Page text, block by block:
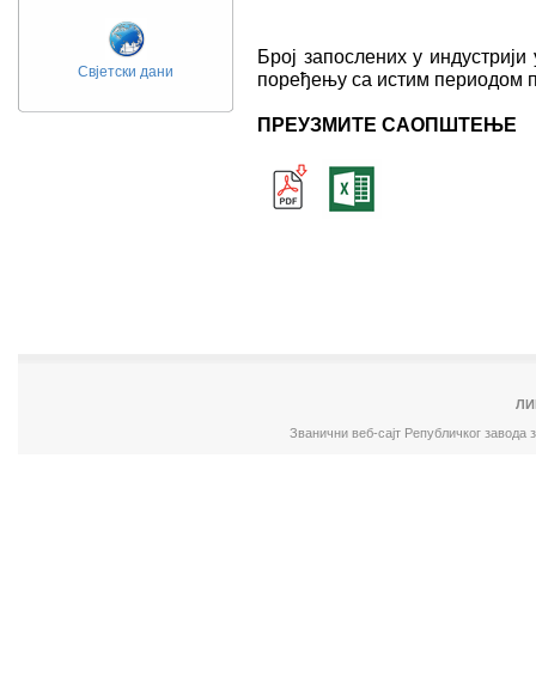
Свјетски дани
Број запослених у
поређењу са истим периодом
ПРЕУЗМИТЕ САОПШТЕЊЕ
Званични веб-сајт Републичког